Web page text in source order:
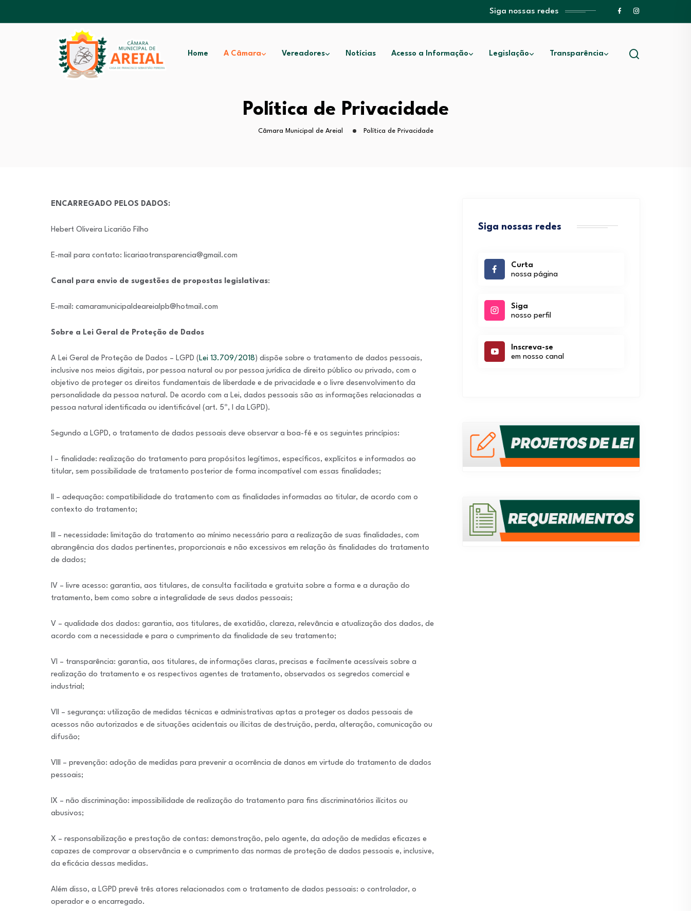
Siga nossas redes
Home A Câmara Vereadores Notícias Acesso a Informação Legislação Transparência
Política de Privacidade
Câmara Municipal de Areial Política de Privacidade
ENCARREGADO PELOS DADOS:
Hebert Oliveira Licarião Filho
E-mail para contato: licariaotransparencia@gmail.com
Canal para envio de sugestões de propostas legislativas:
E-mail: camaramunicipaldeareialpb@hotmail.com
Sobre a Lei Geral de Proteção de Dados
A Lei Geral de Proteção de Dados – LGPD (Lei 13.709/2018 ) dispõe sobre o tratamento de dados pessoais,
inclusive nos meios digitais, por pessoa natural ou por pessoa jurídica de direito público ou privado, com o
objetivo de proteger os direitos fundamentais de liberdade e de privacidade e o livre desenvolvimento da
personalidade da pessoa natural. De acordo com a Lei, dados pessoais são as informações relacionadas a
pessoa natural identificada ou identificável (art. 5º, I da LGPD).
Segundo a LGPD, o tratamento de dados pessoais deve observar a boa-fé e os seguintes princípios:
I – finalidade: realização do tratamento para propósitos legítimos, específicos, explícitos e informados ao
titular, sem possibilidade de tratamento posterior de forma incompatível com essas finalidades;
II – adequação: compatibilidade do tratamento com as finalidades informadas ao titular, de acordo com o
contexto do tratamento;
III – necessidade: limitação do tratamento ao mínimo necessário para a realização de suas finalidades, com
abrangência dos dados pertinentes, proporcionais e não excessivos em relação às finalidades do tratamento
de dados;
IV – livre acesso: garantia, aos titulares, de consulta facilitada e gratuita sobre a forma e a duração do
tratamento, bem como sobre a integralidade de seus dados pessoais;
V – qualidade dos dados: garantia, aos titulares, de exatidão, clareza, relevância e atualização dos dados, de
acordo com a necessidade e para o cumprimento da finalidade de seu tratamento;
VI – transparência: garantia, aos titulares, de informações claras, precisas e facilmente acessíveis sobre a
realização do tratamento e os respectivos agentes de tratamento, observados os segredos comercial e
industrial;
VII – segurança: utilização de medidas técnicas e administrativas aptas a proteger os dados pessoais de
acessos não autorizados e de situações acidentais ou ilícitas de destruição, perda, alteração, comunicação ou
difusão;
VIII – prevenção: adoção de medidas para prevenir a ocorrência de danos em virtude do tratamento de dados
pessoais;
IX – não discriminação: impossibilidade de realização do tratamento para fins discriminatórios ilícitos ou
abusivos;
X – responsabilização e prestação de contas: demonstração, pelo agente, da adoção de medidas eficazes e
capazes de comprovar a observância e o cumprimento das normas de proteção de dados pessoais e, inclusive,
da eficácia dessas medidas.
Além disso, a LGPD prevê três atores relacionados com o tratamento de dados pessoais: o controlador, o
operador e o encarregado.
Siga nossas redes
Curta
nossa página
Siga
nosso perfil
Inscreva-se
em nosso canal